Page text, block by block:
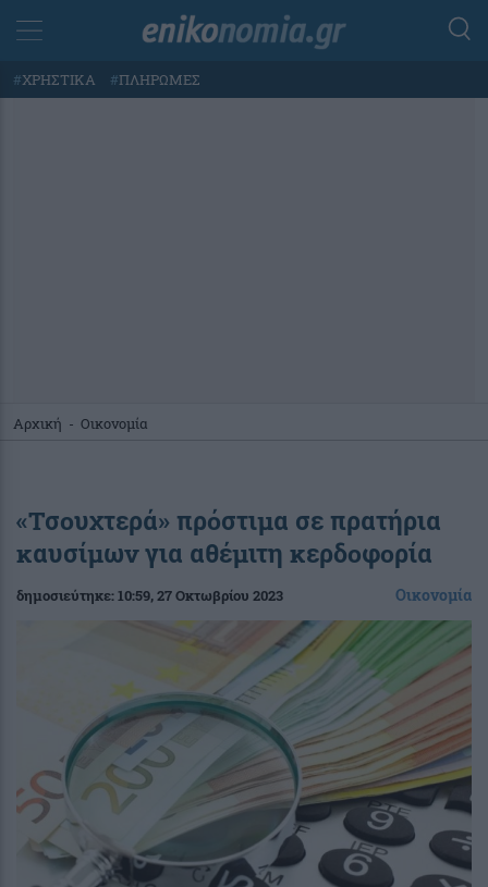
#ΧΡΗΣΤΙΚΑ #ΠΛΗΡΩΜΕΣ
Αρχική - Οικονομία
«Τσουχτερά» πρόστιμα σε πρατήρια
καυσίμων για αθέμιτη κερδοφορία
δημοσιεύτηκε:10:59, 27 Οκτωβρίου 2023 Οικονομία